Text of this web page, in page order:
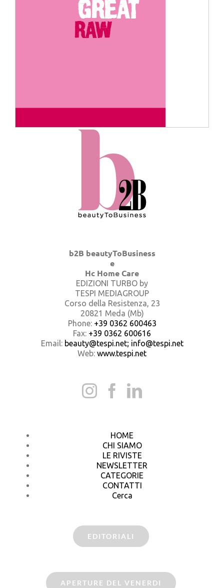
b2B beautyToBusiness
e
Hc Home Care
EDIZIONI TURBO by
TESPI MEDIAGROUP
Corso della Resistenza, 23
20821 Meda (Mb)
Phone: +39 0362 600463
Fax: +39 0362 600616
Email: beauty@tespi.net; info@tespi.net
Web: www.tespi.net
HOME
CHI SIAMO
LE RIVISTE
NEWSLETTER
CATEGORIE
CONTATTI
Cerca
EDITORIALI
APERTURE DEL VENERDI